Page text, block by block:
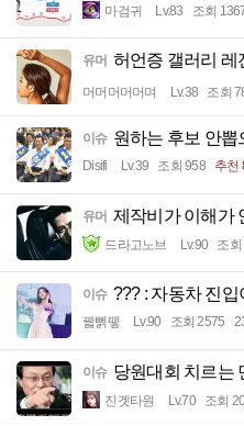
마검귀 Lv.83 조회
유머 허언증 갤러리 레
머머머머머며 Lv.38 조회
이슈 원하는 후보 안뽑
Disifi Lv.39 조회 958 추천
유머 제작비가 이해가
드라고노브 Lv.90 조
이슈 ??? : 자동차 진입
꿻뻵뗗 Lv.90 조회 2575
이슈 당원대회 치르는
진겟타원 Lv.70 조회